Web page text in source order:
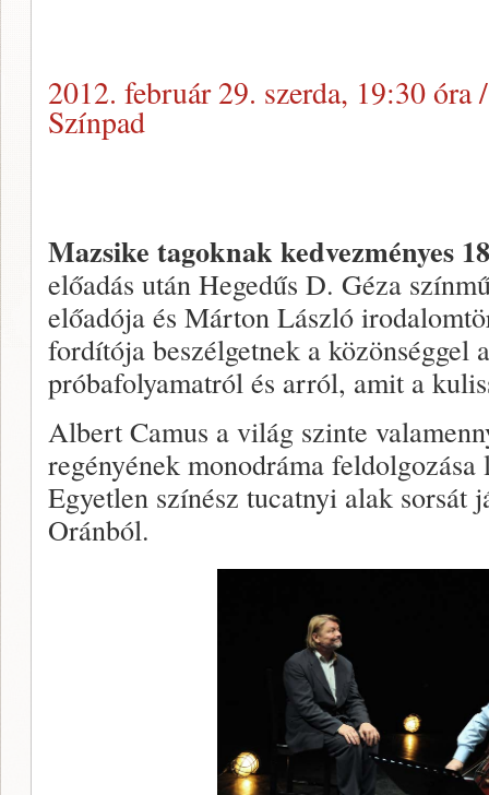
2012. február 29. szerda, 19:30
Színpad
Mazsike tagoknak kedvezményes
előadás után Hegedűs D. Géza
előadója és Márton László
fordítója beszélgetnek a közönséggel
próbafolyamatról és arról, amit a
Albert Camus a világ szinte
regényének monodráma
Egyetlen színész tucatnyi alak sorsát
Oránból.